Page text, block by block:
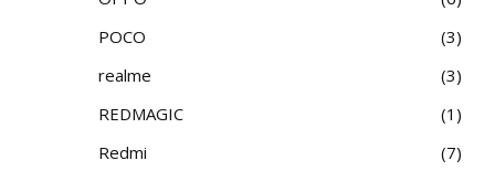
POCO
3
realme
3
REDMAGIC
1
Redmi
7